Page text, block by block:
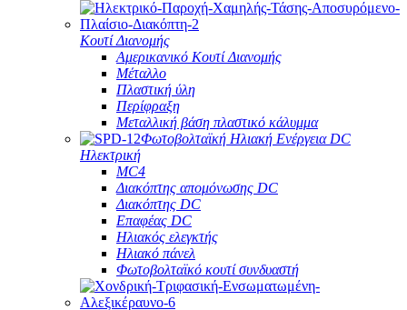
Κουτί Διανομής
Αμερικανικό Κουτί Διανομής
Μέταλλο
Πλαστική ύλη
Περίφραξη
Μεταλλική βάση πλαστικό κάλυμμα
Φωτοβολταϊκή Ηλιακή Ενέργεια DC
Ηλεκτρική
MC4
Διακόπτης απομόνωσης DC
Διακόπτης DC
Επαφέας DC
Ηλιακός ελεγκτής
Ηλιακό πάνελ
Φωτοβολταϊκό κουτί συνδυαστή